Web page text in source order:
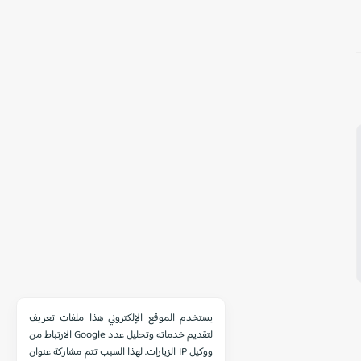
يستخدم الموقع الإلكتروني هذا ملفات تعريف
الارتباط من Google لتقديم خدماته وتحليل عدد
الزيارات. لهذا السبب تتم مشاركة عنوان IP ووكيل